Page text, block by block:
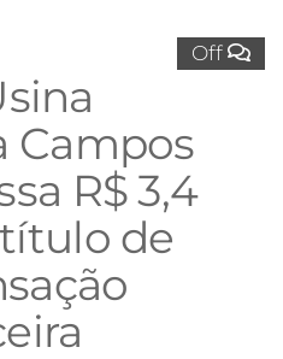
Off
Campos
R$ 3,4
de